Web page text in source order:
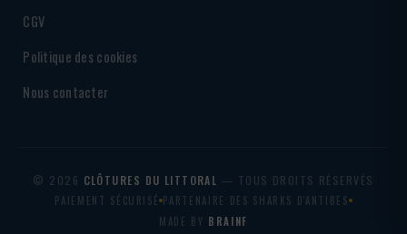
CGV
Politique des cookies
Nous contacter
© 2026 CLÔTURES DU LITTORAL — TOUS DROITS RÉSERVÉS
PAIEMENT SÉCURISÉ PARTENAIRE DES SHARKS D'ANTIBES
MADE BY BRAINF